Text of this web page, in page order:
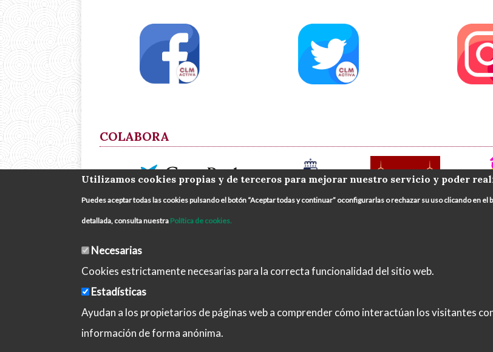
COLABORA
Utilizamos cookies propias y de terceros para mejorar nuestro servicio y poder
Puedes aceptar todas las cookies pulsando el botón “Aceptar todas y continuar” oconfigurarlas o rechazar su uso clicando en
detallada, consulta nuestra Política de cookies.
Necesarias
Cookies estrictamente necesarias para la correcta funcionalidad del sitio web.
Estadísticas
Ayudan a los propietarios de páginas web a comprender cómo interactúan los visitantes
información de forma anónima.